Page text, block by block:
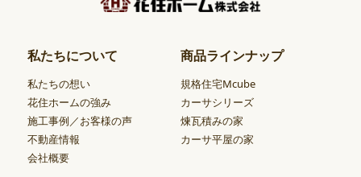
私たちについて
私たちの想い
花住ホームの強み
施工事例／お客様の声
不動産情報
会社概要
商品ラインナップ
規格住宅Mcube
カーサシリーズ
煉瓦積みの家
カーサ平屋の家